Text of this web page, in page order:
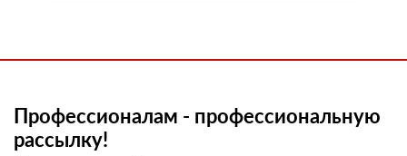
Профессионалам - профессиональную
рассылку!